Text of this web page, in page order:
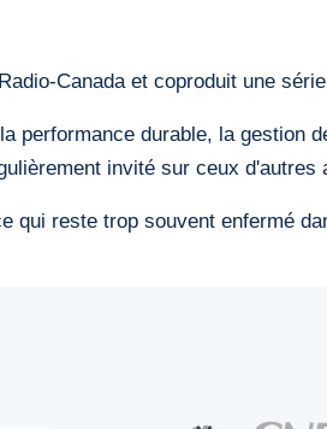
Canada et coproduit une
performance durable, la gestion
invité sur ceux d'autres
qui reste trop souvent enfermé